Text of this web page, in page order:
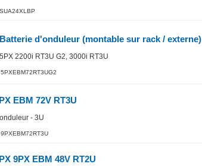
d'onduleur (montable sur rack / externe)
2200i RT3U G2, 3000i RT3U
EBM 72V RT3U
- 3U
9PX EBM 48V RT2U